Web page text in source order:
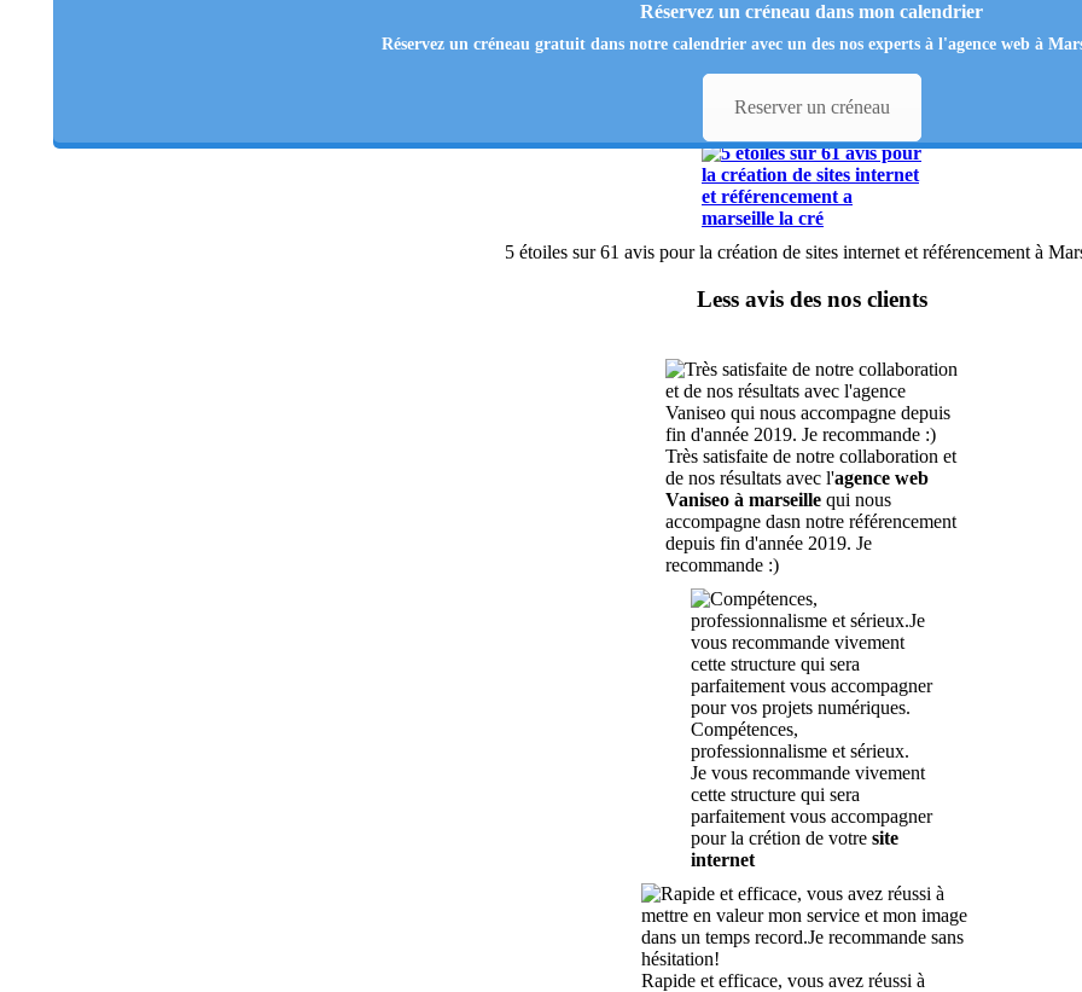
Réservez un créneau dans mon calendrier
Réservez un créneau gratuit dans notre calendrier avec un des nos experts à l'agence web à
Reserver un créneau
5 étoiles sur 61 avis pour la création de sites internet et référencement à
Less avis des nos clients
Très satisfaite de notre collaboration et
de nos résultats avec l'agence web
Vaniseo à marseillequi nous
accompagne dasn notre référencement
depuis fin d'année 2019. Je
recommande :)
Compétences,
professionnalisme et sérieux.
Je vous recommande vivement
cette structure qui sera
parfaitement vous accompagner
pour la crétion de votre site
internet
Rapide et efficace, vous avez réussi à